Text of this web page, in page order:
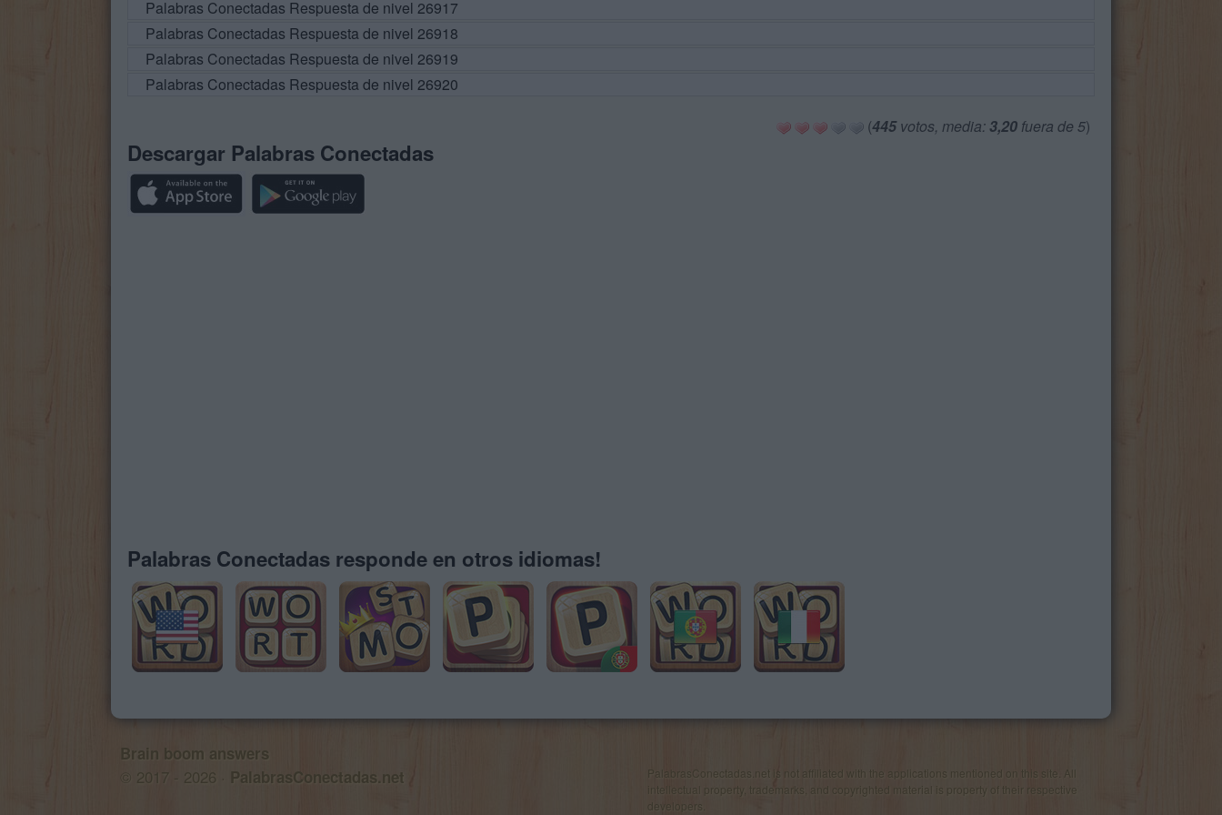
Palabras Conectadas Respuesta de nivel 26917
Palabras Conectadas Respuesta de nivel 26918
Palabras Conectadas Respuesta de nivel 26919
Palabras Conectadas Respuesta de nivel 26920
(445votos, media: 3,20 fuera de 5)
Descargar Palabras Conectadas
Palabras Conectadas responde en otros idiomas!
Brain boom answers
© 2017 - 2026 · PalabrasConectadas.net
PalabrasConectadas.net is not affiliated with the applications mentioned on this site. All
intellectual property, trademarks, and copyrighted material is property of their respective
developers.